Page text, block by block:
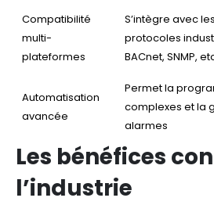
Compatibilité
multi-
plateformes
S’intègre avec
protocoles
BACnet, SNMP,
Automatisation
avancée
Permet la
complexes et la
alarmes
Les bénéfices
l’industrie